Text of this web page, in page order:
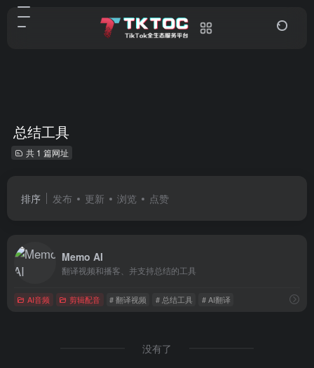
总结工具
共 1 篇网址
排序 发布 更新 浏览 点赞
Memo AI
翻译视频和播客、并支持总结的工具
AI音频 剪辑配音 # 翻译视频 # 总结工具 # AI翻译
没有了